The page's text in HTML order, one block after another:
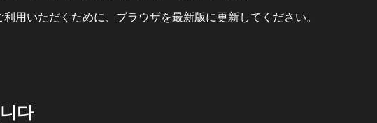
用いただくために、ブラウザを最新版に更新してください。
다